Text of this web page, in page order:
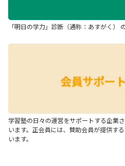
「明日の学力」診断（通称：あすがく）
学習塾の日々の運営をサポートする企業
います。正会員には、賛助会員が提供す
います。